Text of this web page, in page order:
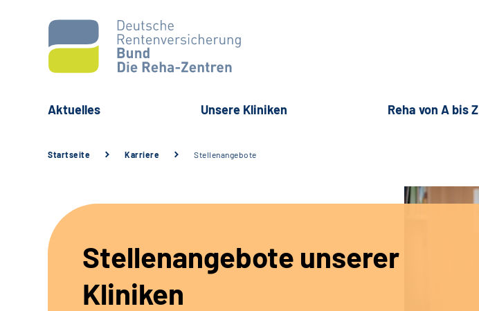
Aktuelles Unsere Kliniken Reha von A bis Z
Startseite Karriere Stellenangebote
Stellenangebote unserer
Kliniken